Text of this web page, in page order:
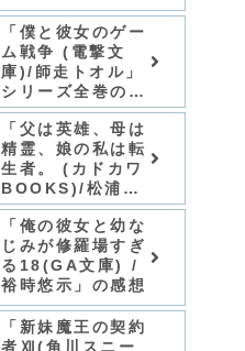
「僕と彼女のゲー
ム戦争 (電撃文
庫)/師走トオル」
シリーズ全巻のあ
らすじ・感想
「父は英雄、母は
精霊、娘の私は転
生者。 (カドカワ
BOOKS)/松浦」
シリーズ全巻のあ
らすじ・感想
「俺の彼女と幼な
じみが修羅場すぎ
る18(GA文庫) /
裕時悠示」の感想
「新妹魔王の契約
者Ⅻ(角川スニー